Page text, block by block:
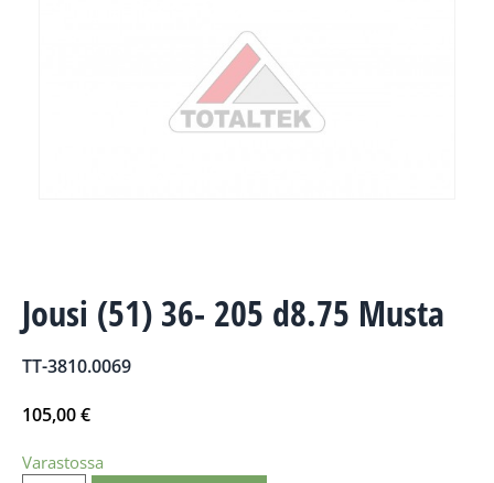
Jousi (51) 36- 205 d8.75 Musta
TT-3810.0069
105,00€
Varastossa